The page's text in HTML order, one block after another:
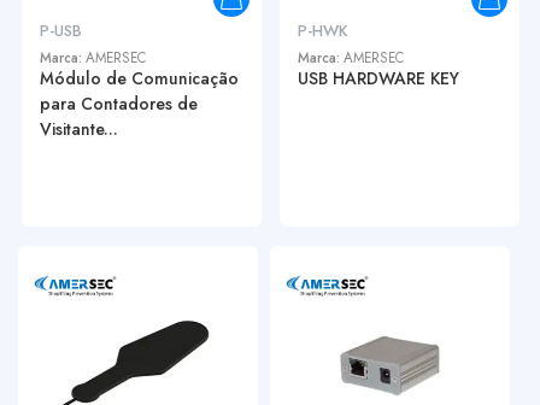
P-USB
Marca: AMERSEC
Módulo de Comunicação
para Contadores de
Visitante...
P-HWK
Marca: AMERSEC
USB HARDWARE KEY